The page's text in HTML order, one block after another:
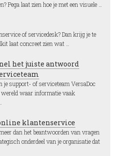
Pega laat zien hoe je met een visuele …
of servicedesk? Dan krijg je te
laat concreet zien wat …
het juiste antwoord
je support- of serviceteam VersaDoc
wereld waar informatie vaak
klantenservice
dan het beantwoorden van vragen
onderdeel van je organisatie dat